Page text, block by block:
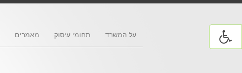
על המשרד תחומי עיסוק מאמרים